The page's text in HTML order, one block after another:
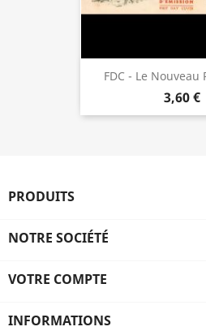
FDC - Le Nouveau
3,60 €
PRODUITS
NOTRE SOCIÉTÉ
VOTRE COMPTE
INFORMATIONS